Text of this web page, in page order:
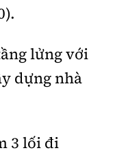
lửng với
dựng nhà
3 lối đi